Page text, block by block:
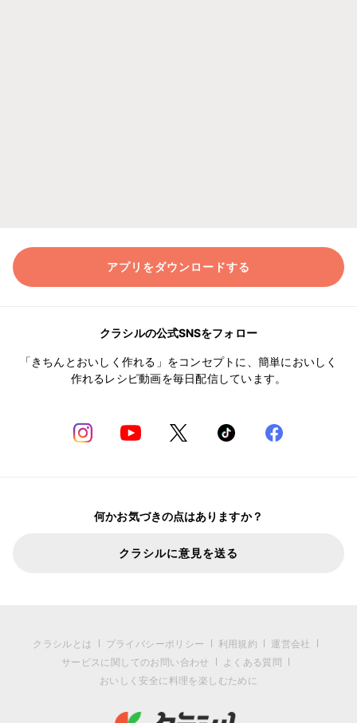
アプリをダウンロードする
クラシルの公式SNSをフォロー
「きちんとおいしく作れる」をコンセプトに、簡単においしく
作れるレシピ動画を毎日配信しています。
何かお気づきの点はありますか？
クラシルに意見を送る
クラシルとは プライバシーポリシー 利用規約
運営会社
サービスに関してのお問い合わせ
よくある質問
おいしく安全に料理を楽しむために